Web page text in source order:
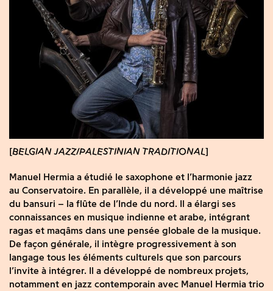
BELGIAN JAZZ PALESTINIAN TRADITIONAL
Manuel Hermia a étudié le saxophone et l’harmonie jazz
au Conservatoire. En parallèle, il a développé une maîtrise
du bansuri – la flûte de l’Inde du nord. Il a élargi ses
connaissances en musique indienne et arabe, intégrant
ragas et maqâms dans une pensée globale de la musique.
De façon générale, il intègre progressivement à son
langage tous les éléments culturels que son parcours
l’invite à intégrer. Il a développé de nombreux projets,
notamment en jazz contemporain avec Manuel Hermia trio